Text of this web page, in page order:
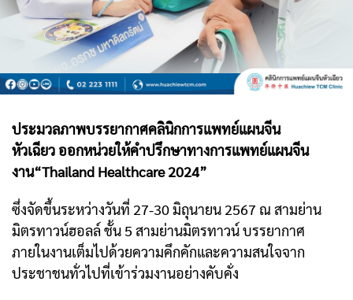
ประมวลภาพบรรยากาศคลินิกการแพทย์แผนจีน
หัวเฉียวออกหน่วยให้คำปรึกษาทางการแพทย์แผนจีน
งาน“Thailand Healthcare 2024”
ซึ่งจัดขึ้นระหว่างวันที่ 27-30 มิถุนายน 2567 ณ สามย่าน
มิตรทาวน์ฮอลล์ ชั้น 5 สามย่านมิตรทาวน์ บรรยากาศ
ภายในงานเต็มไปด้วยความคึกคักและความสนใจจาก
ประชาชนทั่วไปที่เข้าร่วมงานอย่างคับคั่ง